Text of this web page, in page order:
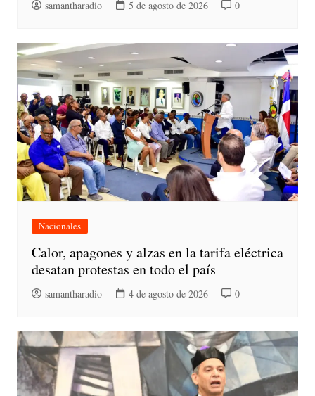
samantharadio 5 de agosto de 2026 0
Nacionales
Calor, apagones y alzas en la tarifa eléctrica
desatan protestas en todo el país
samantharadio 4 de agosto de 2026 0